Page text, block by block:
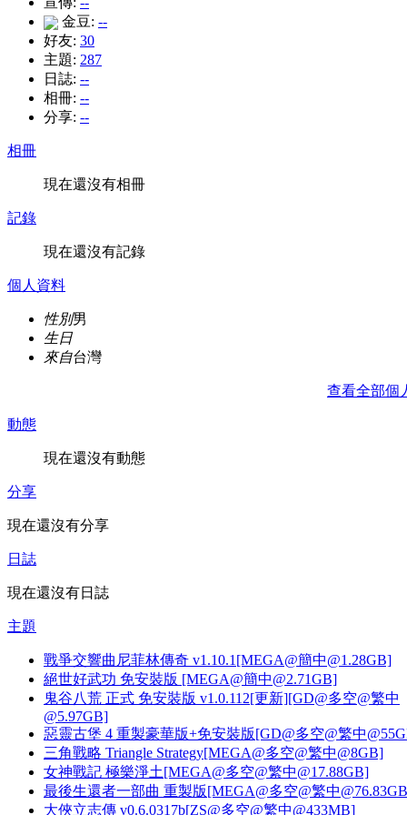
金豆: --
好友: 30
主題: 287
日誌: --
相冊: --
分享: --
相冊
現在還沒有相冊
記錄
現在還沒有記錄
個人資料
性別男
生日
來自台灣
查看全部個
動態
現在還沒有動態
分享
現在還沒有分享
日誌
現在還沒有日誌
主題
戰爭交響曲尼菲林傳奇 v1.10.1[MEGA@簡中@1.28GB]
絕世好武功 免安裝版 [MEGA@簡中@2.71GB]
鬼谷八荒 正式 免安裝版 v1.0.112[更新][GD@多空@繁中
@5.97GB]
惡靈古堡 4 重製豪華版+免安裝版[GD@多空@繁中
三角戰略 Triangle Strategy[MEGA@多空@繁中@8GB]
女神戰記 極樂淨土[MEGA@多空@繁中@17.88GB]
最後生還者一部曲 重製版[MEGA@多空@繁中
大俠立志傳 v0.6.0317b[ZS@多空@繁中@433MB]